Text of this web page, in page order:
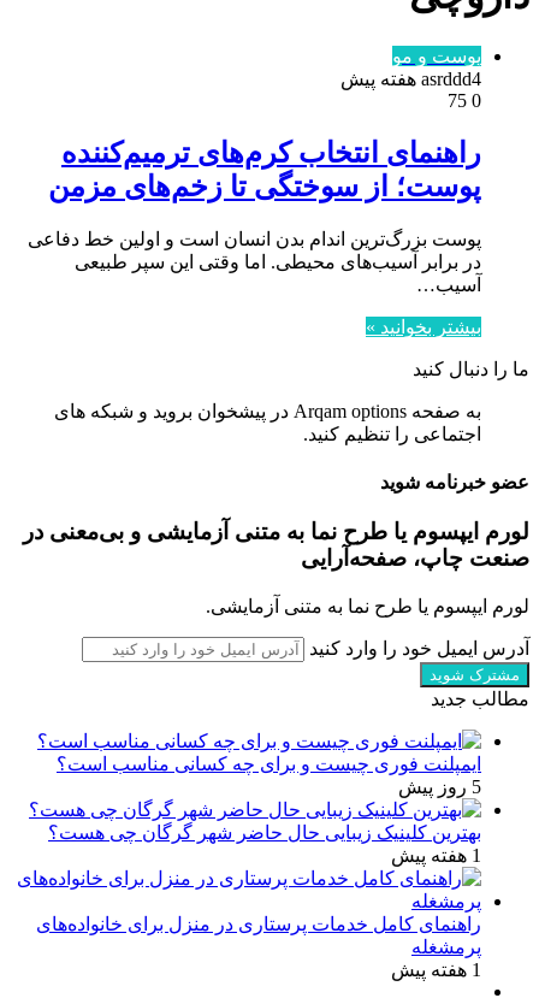
پوست و مو
asrddd4 هفته پیش
0
راهنمای انتخاب کرم‌های ترمیم‌کننده
پوست؛ از سوختگی تا زخم‌های مزمن
پوست بزرگ‌ترین اندام بدن انسان است و اولین خط دفاعی
در برابر آسیب‌های محیطی. اما وقتی این سپر طبیعی
آسیب…
بیشتر بخوانید »
ما را دنبال کنید
به صفحه Arqam options در پیشخوان بروید و شبکه های
اجتماعی را تنظیم کنید.
عضو خبرنامه شوید
لورم ایپسوم یا طرح‌ نما به متنی آزمایشی و بی‌معنی در
صنعت چاپ، صفحه‌آرایی
لورم ایپسوم یا طرح‌ نما به متنی آزمایشی.
آدرس ایمیل خود را وارد کنید
مطالب جدید
ایمپلنت فوری چیست و برای چه کسانی مناسب است؟
5 روز پیش
بهترین کلینیک زیبایی حال حاضر شهر گرگان چی هست؟
1 هفته پیش
راهنمای کامل خدمات پرستاری در منزل برای خانواده‌های
پرمشغله
1 هفته پیش